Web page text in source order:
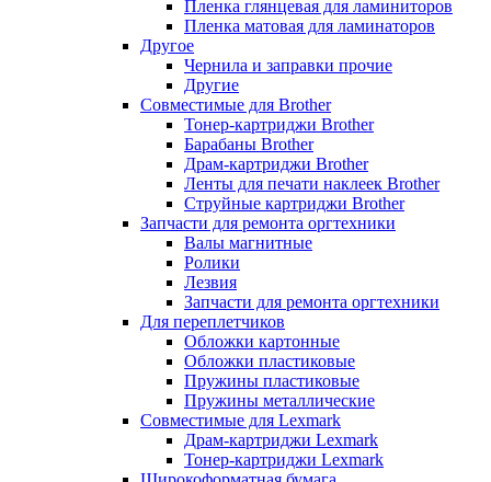
Пленка глянцевая для ламиниторов
Пленка матовая для ламинаторов
Другое
Чернила и заправки прочие
Другие
Совместимые для Brother
Тонер-картриджи Brother
Барабаны Brother
Драм-картриджи Brother
Ленты для печати наклеек Brother
Струйные картриджи Brother
Запчасти для ремонта оргтехники
Валы магнитные
Ролики
Лезвия
Запчасти для ремонта оргтехники
Для переплетчиков
Обложки картонные
Обложки пластиковые
Пружины пластиковые
Пружины металлические
Совместимые для Lexmark
Драм-картриджи Lexmark
Тонер-картриджи Lexmark